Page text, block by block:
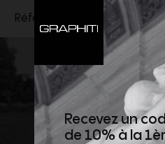
Référence : 45BIC2AN4.38SI
Recevez un
de 10% à la